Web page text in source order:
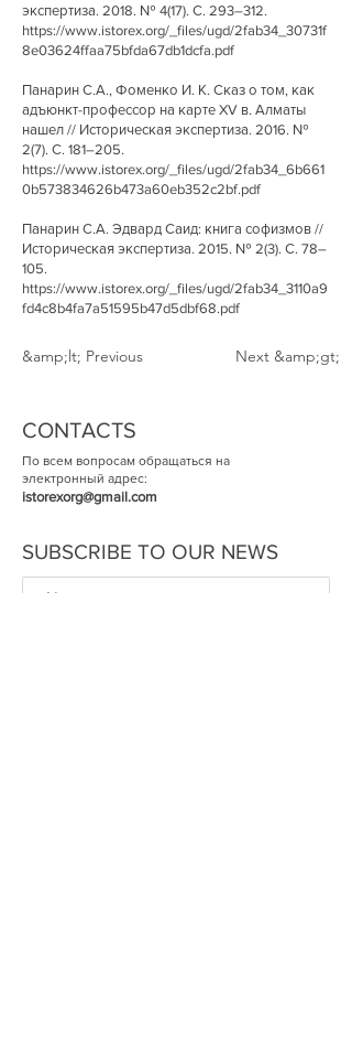
экспертиза. 2018. № 4(17). С. 293–312.
https://www.istorex.org/_files/ugd/2fab34_30731f
8e03624ffaa75bfda67db1dcfa.pdf
Панарин С.А., Фоменко И. К. Сказ о том, как
адъюнкт-профессор на карте XV в. Алматы
нашел // Историческая экспертиза. 2016. №
2(7). С. 181–205.
https://www.istorex.org/_files/ugd/2fab34_6b661
0b573834626b473a60eb352c2bf.pdf
Панарин С.А. Эдвард Саид: книга софизмов //
Историческая экспертиза. 2015. № 2(3). С. 78–
105.
https://www.istorex.org/_files/ugd/2fab34_3110a9
fd4c8b4fa7a51595b47d5dbf68.pdf
&amp;lt; Previous Next &amp;gt;
CONTACTS
По всем вопросам обращаться на
электронный адрес:
istorexorg@gmail.com
SUBSCRIBE TO OUR NEWS